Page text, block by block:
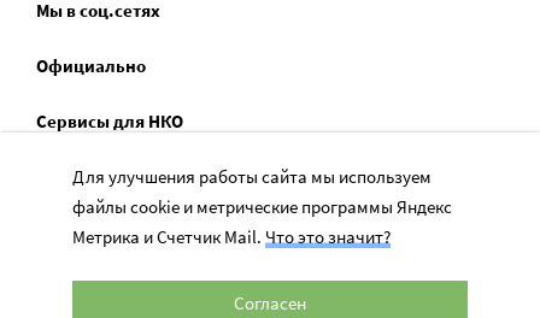
Мы в соц.сетях
Официально
Сервисы для НКО
Спецпроекты
Социальное служение
Для улучшения работы сайта мы используем
файлы cookie и метрические программы Яндекс
Метрика и Счетчик Mail. Что это значит?
Согласен